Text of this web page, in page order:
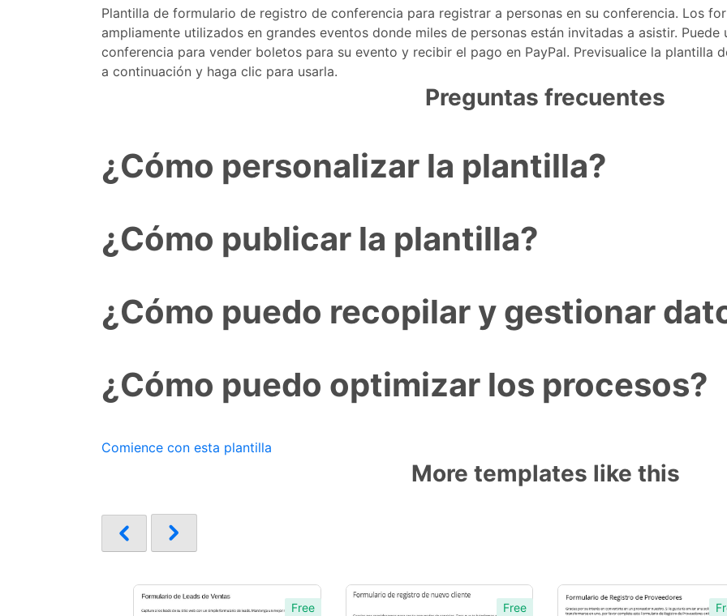
Plantilla de formulario de registro de conferencia para registrar a personas en su conferencia. Los
ampliamente utilizados en grandes eventos donde miles de personas están invitadas a asistir.
conferencia para vender boletos para su evento y recibir el pago en PayPal. Previsualice la plantilla
a continuación y haga clic para usarla.
Preguntas frecuentes
¿Cómo personalizar la plantilla?
¿Cómo publicar la plantilla?
¿Cómo puedo recopilar y gestionar
¿Cómo puedo optimizar los procesos?
Comience con esta plantilla
More templates like this
Free Free